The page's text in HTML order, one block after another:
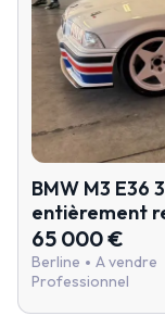
BMW M3 E36
entièrement
65 000 €
Berline
A vendre
Professionnel